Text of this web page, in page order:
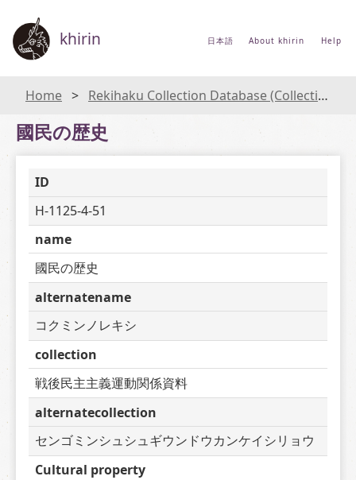
khirin 日本語 About khirin Help
Home Rekihaku Collection Database (Collections Database of the National Museum of Japanese History)
國民の歴史
ID
H-1125-4-51
name
國民の歴史
alternatename
コクミンノレキシ
collection
戦後民主主義運動関係資料
alternatecollection
センゴミンシュシュギウンドウカンケイシリョウ
Cultural property